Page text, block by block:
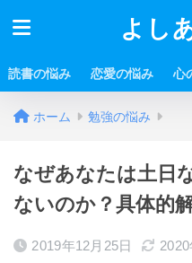
よし
読書の悩み 恋愛の悩み 心
ホーム 勉強の悩み
なぜあなたは土日
ないのか？具体的
2019年12月25日